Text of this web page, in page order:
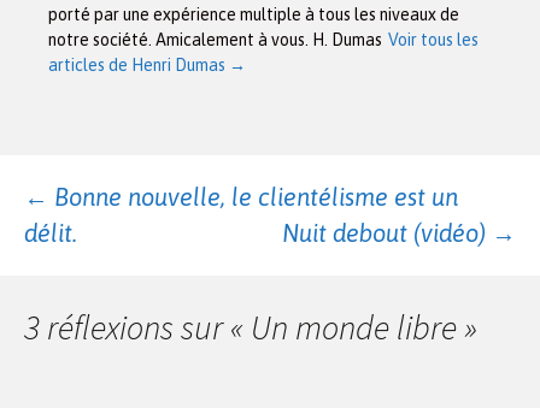
porté par une expérience multiple à tous les niveaux de
notre société. Amicalement à vous. H. Dumas Voir tous les
articles de Henri Dumas →
Navigation
← Bonne nouvelle, le clientélisme est un
délit.
Nuit debout (vidéo) →
3 réflexions sur « Un monde libre»